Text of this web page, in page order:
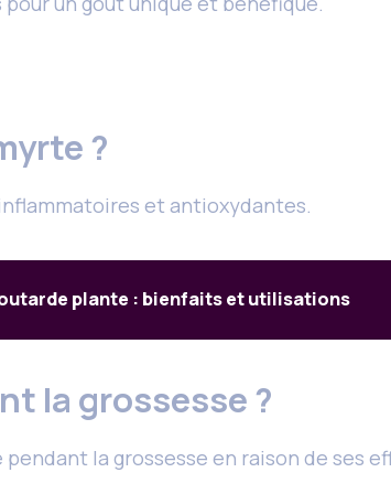
?
et antioxydantes.
plante : bienfaits et utilisations
la grossesse ?
la grossesse en raison de ses